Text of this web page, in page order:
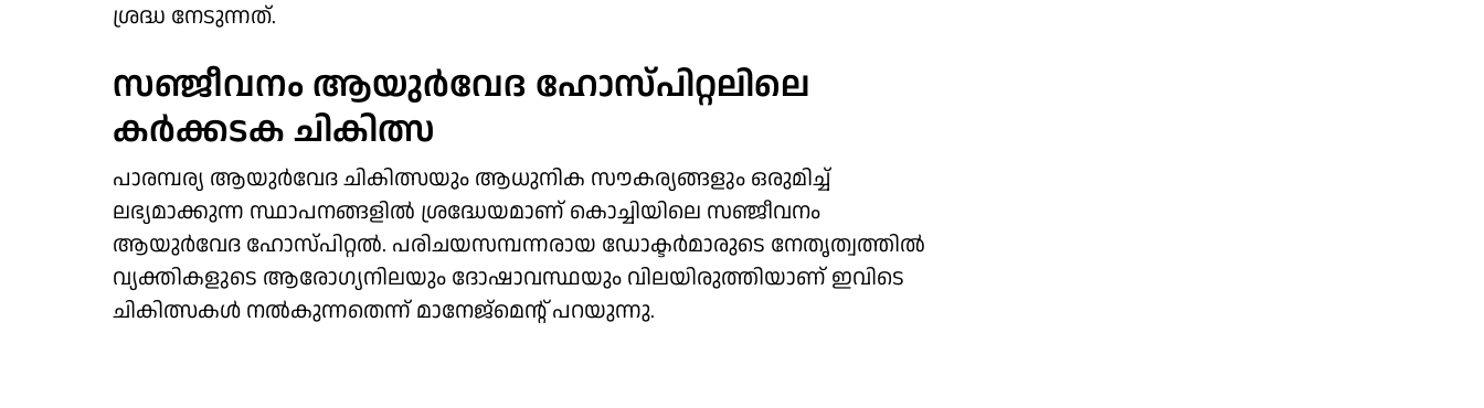
ശ്രദ്ധ നേടുന്നത്.
സഞ്ജീവനം ആയുര്‍വേദ ഹോസ്പിറ്റലിലെ
കര്‍ക്കടക ചികിത്സ
പാരമ്പര്യ ആയുര്‍വേദ ചികിത്സയും ആധുനിക സൗകര്യങ്ങളും ഒരുമിച്ച്
ലഭ്യമാക്കുന്ന സ്ഥാപനങ്ങളില്‍ ശ്രദ്ധേയമാണ് കൊച്ചിയിലെ സഞ്ജീവനം
ആയുര്‍വേദ ഹോസ്പിറ്റല്‍. പരിചയസമ്പന്നരായ ഡോക്ടര്‍മാരുടെ നേതൃത്വത്തില്‍
വ്യക്തികളുടെ ആരോഗ്യനിലയും ദോഷാവസ്ഥയും വിലയിരുത്തിയാണ് ഇവിടെ
ചികിത്സകള്‍ നല്‍കുന്നതെന്ന് മാനേജ്മെന്റ് പറയുന്നു.